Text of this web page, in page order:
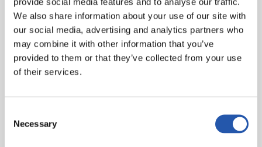
We also share information about your use of our site with
our social media, advertising and analytics partners who
may combine it with other information that you’ve
provided to them or that they’ve collected from your use
of their services.
Selection
Necessary
Zuhatz Sukia
Lanzamiento de martillo: Servando Rivas y Odei
López
Salto de longitud
: Ander Martínez de Rituerto y Asier
Añorga